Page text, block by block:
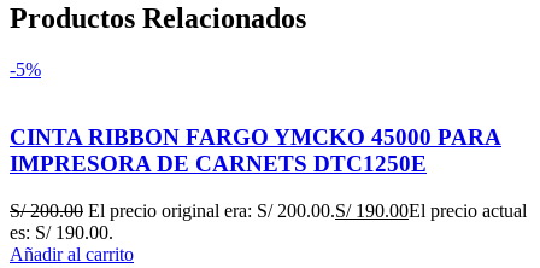
Productos Relacionados
-5%
CINTA RIBBON FARGO YMCKO 45000 PARA
IMPRESORA DE CARNETS DTC1250E
S/200.00 El precio original era: S/ 200.00.S/190.00El precio actual
es: S/ 190.00.
Añadir al carrito